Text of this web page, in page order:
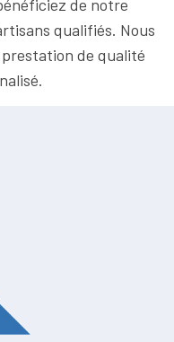
de notre
qualifiés. Nous
de qualité